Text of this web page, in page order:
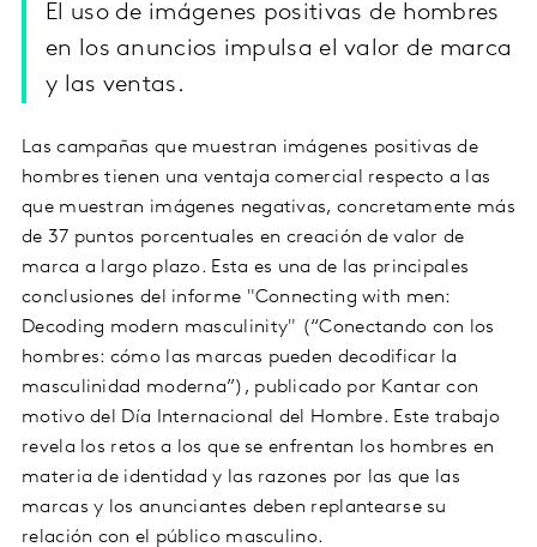
El uso de imágenes positivas de hombres
en los anuncios impulsa el valor de marca
y las ventas.
Las campañas que muestran imágenes positivas de
hombres tienen una ventaja comercial respecto a las
que muestran imágenes negativas, concretamente más
de 37 puntos porcentuales en creación de valor de
marca a largo plazo. Esta es una de las principales
conclusiones del informe "Connecting with men:
Decoding modern masculinity" (“Conectando con los
hombres: cómo las marcas pueden decodificar la
masculinidad moderna”), publicado por Kantar con
motivo del Día Internacional del Hombre. Este trabajo
revela los retos a los que se enfrentan los hombres en
materia de identidad y las razones por las que las
marcas y los anunciantes deben replantearse su
relación con el público masculino.